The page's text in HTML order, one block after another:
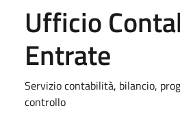
Ufficio
Entrate
Servizio contabilità, bilancio,
controllo